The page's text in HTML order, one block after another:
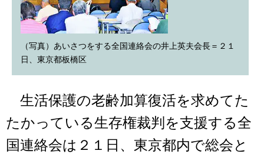
（写真）あいさつをする全国連絡会の井上英夫会長＝２１
日、東京都板橋区
生活保護の老齢加算復活を求めてた
たかっている生存権裁判を支援する全
国連絡会は２１日、東京都内で総会と